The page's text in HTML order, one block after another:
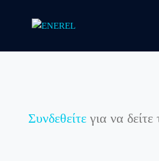
Συνδεθείτεγια να δείτε